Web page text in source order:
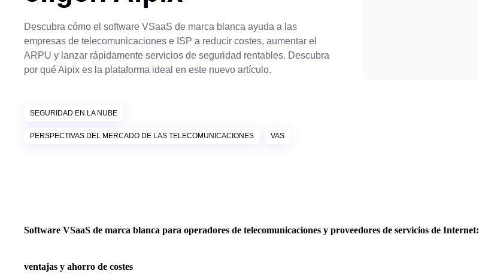
Descubra cómo el software VSaaS de marca blanca ayuda a las
empresas de telecomunicaciones e ISP a reducir costes, aumentar el
ARPU y lanzar rápidamente servicios de seguridad rentables. Descubra
por qué Aipix es la plataforma ideal en este nuevo artículo.
SEGURIDAD EN LA NUBE
PERSPECTIVAS DEL MERCADO DE LAS TELECOMUNICACIONES VAS
Software VSaaS de marca blanca para operadores de telecomunicaciones y proveedores de servicios de Internet:
ventajas y ahorro de costes